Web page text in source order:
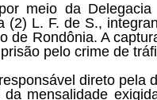
meio da Delegacia
(2) L. F. de S.,
de Rondônia. A
pelo crime de
direto pela
mensalidade